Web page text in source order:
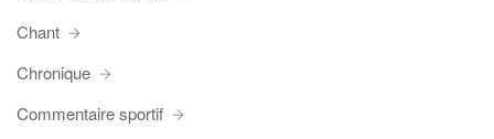
Chant
Chronique
Commentaire sportif